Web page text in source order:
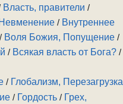
Власть, правители /
/ Внутреннее
/ Воля Божия, Попущение /
/ Всякая власть от Бога? /
/ Глобализм, Перезагрузка
/ Гордость / Грех,